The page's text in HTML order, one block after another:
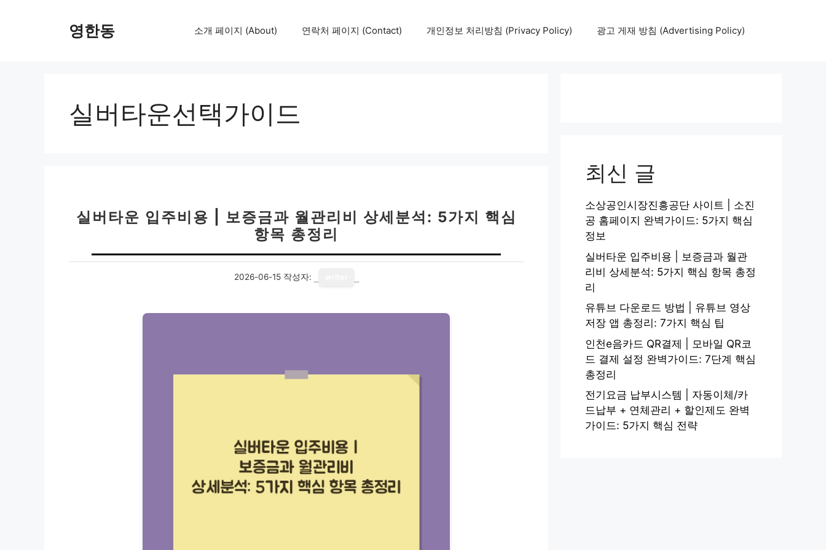
영한동 소개 페이지 (About) 연락처 페이지 (Contact) 개인정보 처리방침 (Privacy Policy) 광고 게재 방침 (Advertising Policy)
실버타운선택가이드
실버타운 입주비용 | 보증금과 월관리비 상세분석: 5가지 핵심
항목 총정리
2026-06-15 작성자:
최신 글
소상공인시장진흥공단 사이트 | 소진
공 홈페이지 완벽가이드: 5가지 핵심
정보
실버타운 입주비용 | 보증금과 월관
리비 상세분석: 5가지 핵심 항목 총정
리
유튜브 다운로드 방법 | 유튜브 영상
저장 앱 총정리: 7가지 핵심 팁
인천e음카드 QR결제 | 모바일 QR코
드 결제 설정 완벽가이드: 7단계 핵심
총정리
전기요금 납부시스템 | 자동이체/카
드납부 + 연체관리 + 할인제도 완벽
가이드: 5가지 핵심 전략